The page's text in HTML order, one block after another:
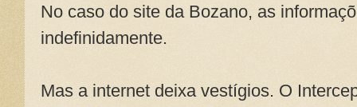
No caso do site da Bozano, as
indefinidamente.
Mas a internet deixa vestígios. O